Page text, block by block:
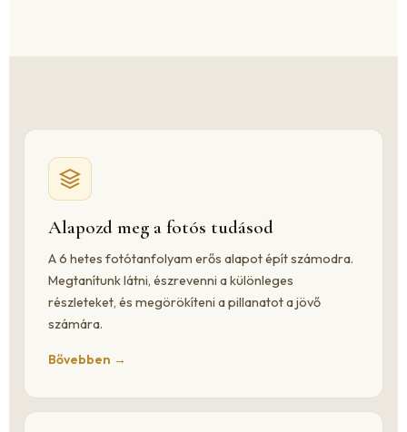
Alapozd meg a fotós tudásod
A 6 hetes fotótanfolyam erős alapot épít számodra.
Megtanítunk látni, észrevenni a különleges
részleteket, és megörökíteni a pillanatot a jövő
számára.
Bővebben →